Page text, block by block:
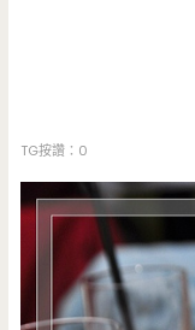
TG按讚：0